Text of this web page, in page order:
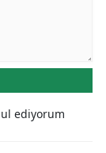
ediyorum